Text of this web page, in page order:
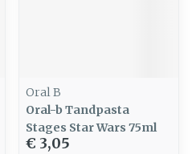
Oral B
Oral-b Tandpasta
Stages Star Wars 75ml
€ 3,05